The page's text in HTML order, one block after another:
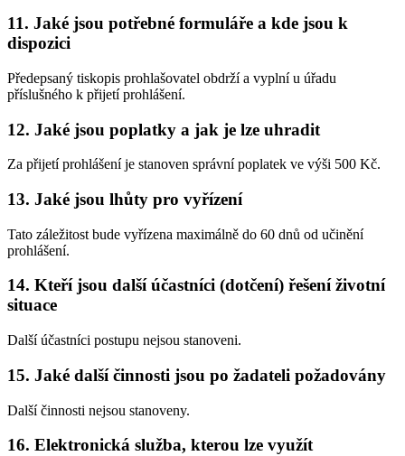
11. Jaké jsou potřebné formuláře a kde jsou k
dispozici
Předepsaný tiskopis prohlašovatel obdrží a vyplní u úřadu
příslušného k přijetí prohlášení.
12. Jaké jsou poplatky a jak je lze uhradit
Za přijetí prohlášení je stanoven správní poplatek ve výši 500 Kč.
13. Jaké jsou lhůty pro vyřízení
Tato záležitost bude vyřízena maximálně do 60 dnů od učinění
prohlášení.
14. Kteří jsou další účastníci (dotčení) řešení životní
situace
Další účastníci postupu nejsou stanoveni.
15. Jaké další činnosti jsou po žadateli požadovány
Další činnosti nejsou stanoveny.
16. Elektronická služba, kterou lze využít